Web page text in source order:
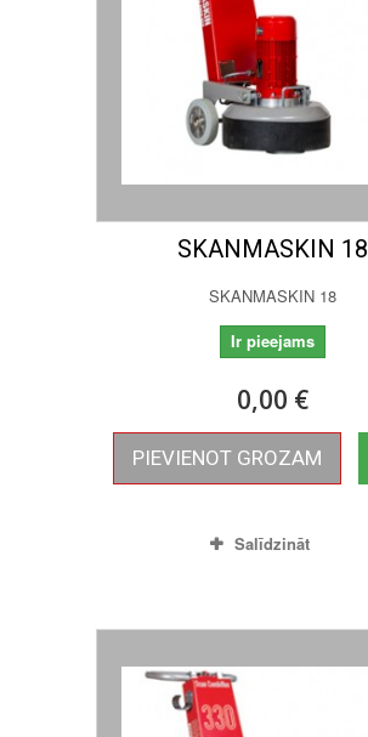
SKANMASKIN 18
SKANMASKIN 18
Ir pieejams
0,00 €
PIEVIENOT GROZAM
Salīdzināt